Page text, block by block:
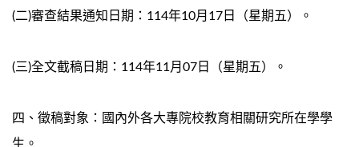
(二)審查結果通知日期：114年10月17日（星期五）。
(三)全文截稿日期：114年11月07日（星期五）。
四、徵稿對象：國內外各大專院校教育相關研究所在學學
生。